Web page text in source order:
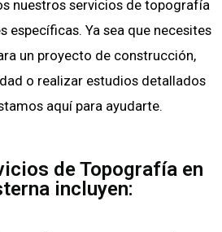
nuestros servicios de topografía
específicas. Ya sea que necesites
un proyecto de construcción,
o realizar estudios detallados
aquí para ayudarte.
de Topografía en
incluyen: